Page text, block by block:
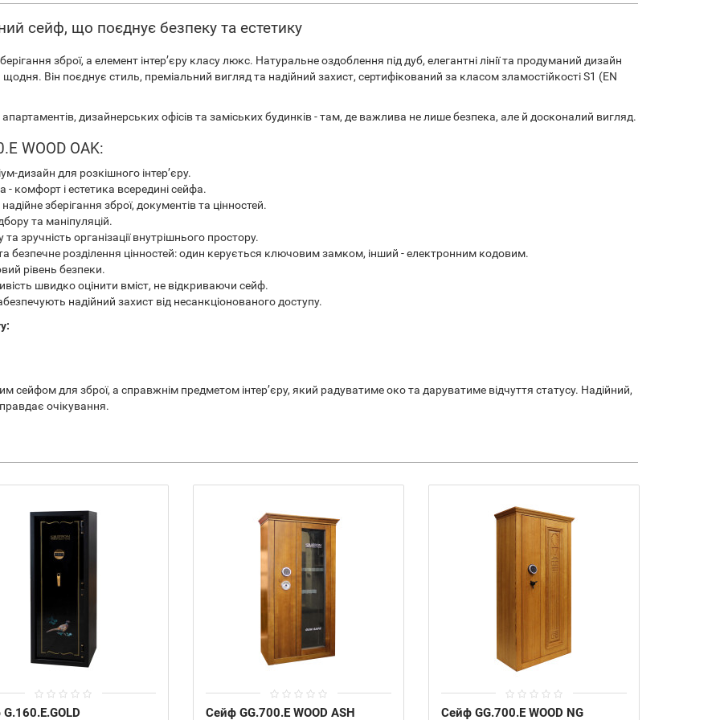
сейф, що поєднує безпеку та естетику
зброї, а елемент інтер’єру класу люкс. Натуральне оздоблення під дуб, елегантні лінії та продуманий дизайн
Він поєднує стиль, преміальний вигляд та надійний захист, сертифікований за класом зламостійкості S1 (EN
дизайнерських офісів та заміських будинків - там, де важлива не лише безпека, але й досконалий вигляд.
WOOD OAK:
дизайн для розкішного інтер’єру.
- комфорт і естетика всередині сейфа.
зберігання зброї, документів та цінностей.
та маніпуляцій.
зручність організації внутрішнього простору.
безпечне розділення цінностей: один керується ключовим замком, інший - електронним кодовим.
рівень безпеки.
швидко оцінити вміст, не відкриваючи сейф.
надійний захист від несанкціонованого доступу.
сейфом для зброї, а справжнім предметом інтер’єру, який радуватиме око та даруватиме відчуття статусу. Надійний,
очікування.
Сейф GG.700.E WOOD ASH Сейф GG.700.E WOOD NG